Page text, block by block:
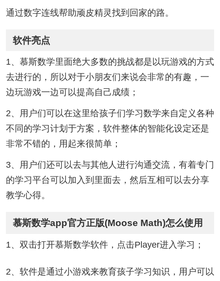
通过数字连线帮助顽皮精灵找到回家的路。
软件亮点
1、慕斯数学里面绝大多数的挑战都是以玩游戏的方式
去进行的，所以对于小朋友们来说会非常的有趣，一
边玩游戏一边可以提高自己成绩；
2、用户们可以在这里给孩子们学习数学来自定义各种
不同的学习计划于方案，软件整体的智能化设定还是
非常不错的，用起来很简单；
3、用户们还可以去与其他人进行沟通交流，有着专门
的学习平台可以加入到里面去，然后互相可以去分享
教学心得。
慕斯数学app官方正版(Moose Math)怎么使用
1、双击打开慕斯数学软件，点击Player进入学习；
2、软件是通过小游戏来教育孩子学习知识，用户可以